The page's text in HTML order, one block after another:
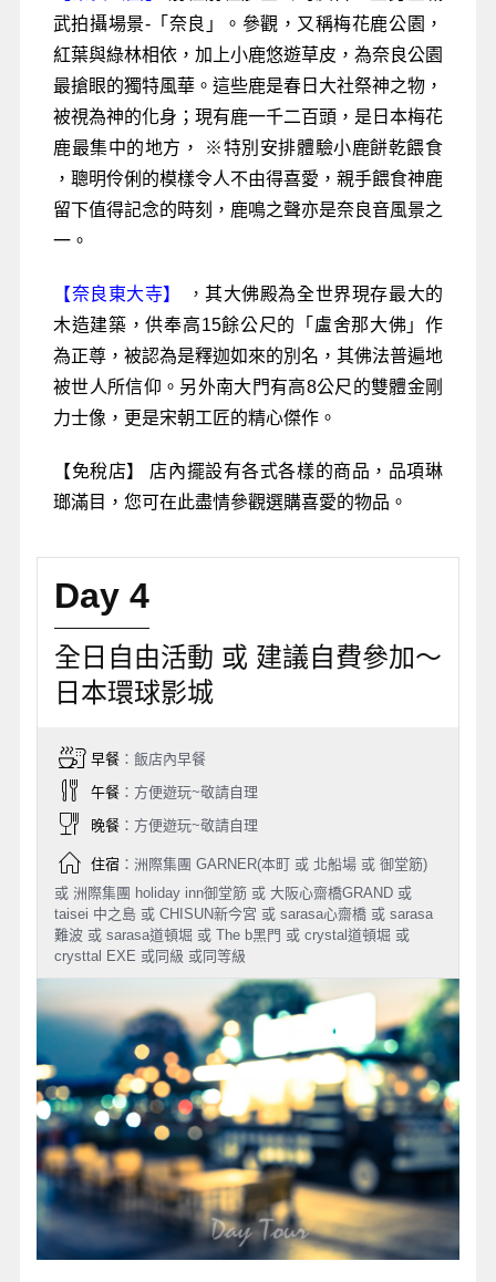
武拍攝場景-「奈良」。參觀，又稱梅花鹿公園，
紅葉與綠林相依，加上小鹿悠遊草皮，為奈良公園
最搶眼的獨特風華。這些鹿是春日大社祭神之物，
被視為神的化身；現有鹿一千二百頭，是日本梅花
鹿最集中的地方， ※特別安排體驗小鹿餅乾餵食
，聰明伶俐的模樣令人不由得喜愛，親手餵食神鹿
留下值得記念的時刻，鹿鳴之聲亦是奈良音風景之
一。
【奈良東大寺】 ，其大佛殿為全世界現存最大的
木造建築，供奉高15餘公尺的「盧舍那大佛」作
為正尊，被認為是釋迦如來的別名，其佛法普遍地
被世人所信仰。另外南大門有高8公尺的雙體金剛
力士像，更是宋朝工匠的精心傑作。
【免稅店】 店內擺設有各式各樣的商品，品項琳
瑯滿目，您可在此盡情參觀選購喜愛的物品。
Day 4
全日自由活動 或 建議自費參加～
日本環球影城
早餐：飯店內早餐
午餐：方便遊玩~敬請自理
晚餐：方便遊玩~敬請自理
住宿：洲際集團 GARNER(本町 或 北船場 或 御堂筋)
或 洲際集團 holiday inn御堂筋 或 大阪心齋橋GRAND 或
taisei 中之島 或 CHISUN新今宮 或 sarasa心齋橋 或 sarasa
難波 或 sarasa道頓堀 或 The b黑門 或 crystal道頓堀 或
crysttal EXE 或同級 或同等級